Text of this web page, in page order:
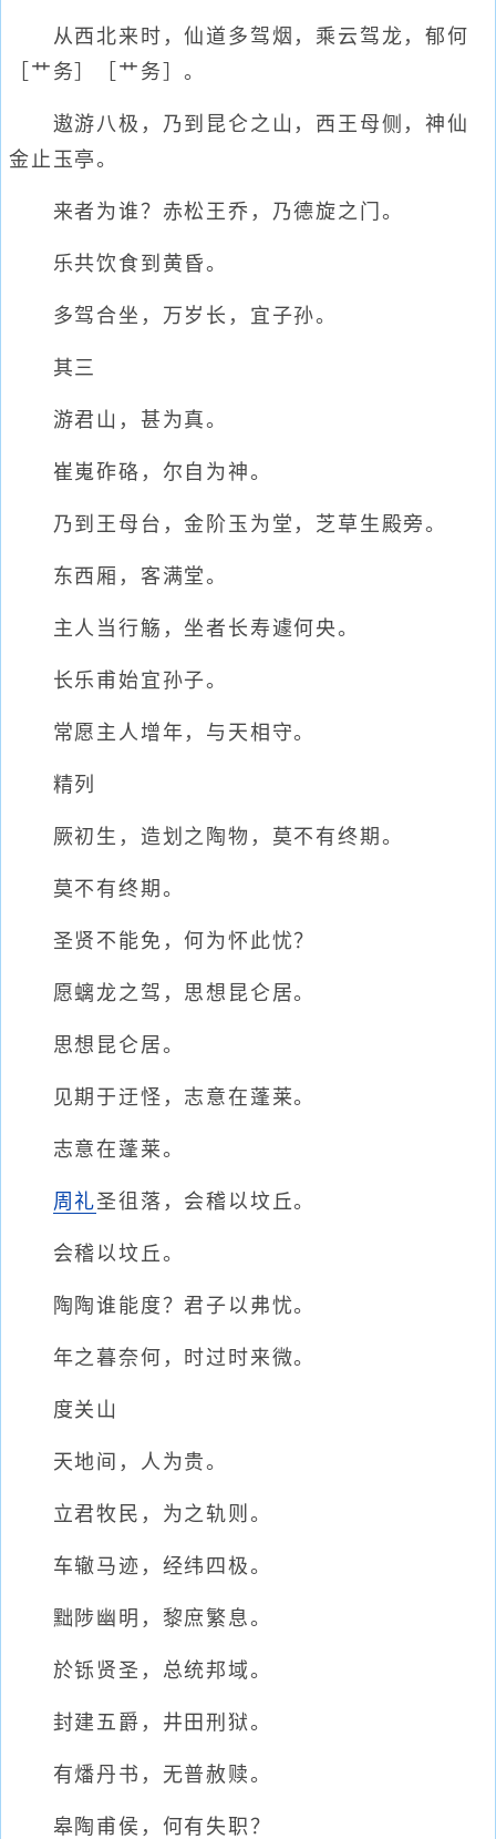
从西北来时，仙道多驾烟，乘云驾龙，郁何
［艹务］［艹务］。
遨游八极，乃到昆仑之山，西王母侧，神仙
金止玉亭。
来者为谁？赤松王乔，乃德旋之门。
乐共饮食到黄昏。
多驾合坐，万岁长，宜子孙。
其三
游君山，甚为真。
崔嵬砟硌，尔自为神。
乃到王母台，金阶玉为堂，芝草生殿旁。
东西厢，客满堂。
主人当行觞，坐者长寿遽何央。
长乐甫始宜孙子。
常愿主人增年，与天相守。
精列
厥初生，造划之陶物，莫不有终期。
莫不有终期。
圣贤不能免，何为怀此忧？
愿螭龙之驾，思想昆仑居。
思想昆仑居。
见期于迂怪，志意在蓬莱。
志意在蓬莱。
周礼圣徂落，会稽以坟丘。
会稽以坟丘。
陶陶谁能度？君子以弗忧。
年之暮奈何，时过时来微。
度关山
天地间，人为贵。
立君牧民，为之轨则。
车辙马迹，经纬四极。
黜陟幽明，黎庶繁息。
於铄贤圣，总统邦域。
封建五爵，井田刑狱。
有燔丹书，无普赦赎。
皋陶甫侯，何有失职？